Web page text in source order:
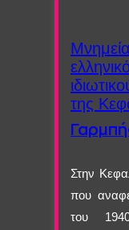
της
Στην
που
του